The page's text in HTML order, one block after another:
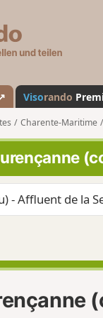
a
n
d
o
Visorando
Charente-Maritime